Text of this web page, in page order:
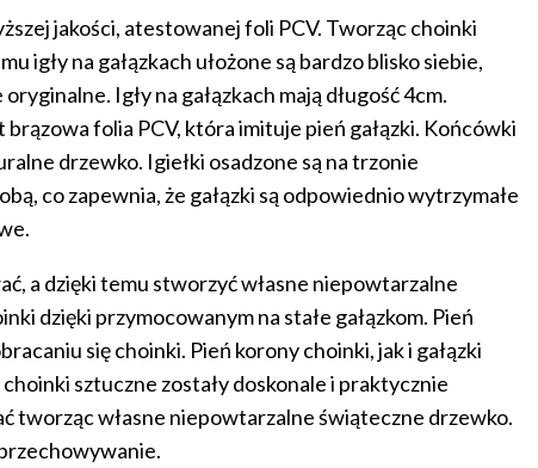
jakości, atestowanej foli PCV. Tworząc choinki
igły na gałązkach ułożone są bardzo blisko siebie,
Igły na gałązkach mają długość 4cm.
folia PCV, która imituje pień gałązki. Końcówki
drzewko. Igiełki osadzone są na trzonie
co zapewnia, że gałązki są odpowiednio wytrzymałe
a dzięki temu stworzyć własne niepowtarzalne
dzięki przymocowanym na stałe gałązkom. Pień
się choinki. Pień korony choinki, jak i gałązki
sztuczne zostały doskonale i praktycznie
tworząc własne niepowtarzalne świąteczne drzewko.